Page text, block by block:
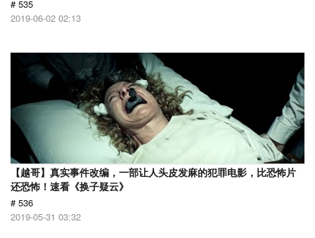
# 535
2019-06-02 02:13
【越哥】真实事件改编，一部让人头皮发麻的犯罪电影，比恐怖片
还恐怖！速看《换子疑云》
# 536
2019-05-31 03:32